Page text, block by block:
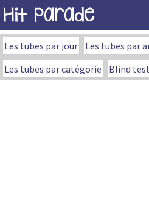
Hit Parade
Les tubes par jour Les tubes par
Les tubes par catégorie
Blind test